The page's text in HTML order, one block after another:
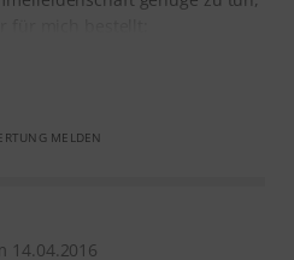
MELDEN
14.04.2016